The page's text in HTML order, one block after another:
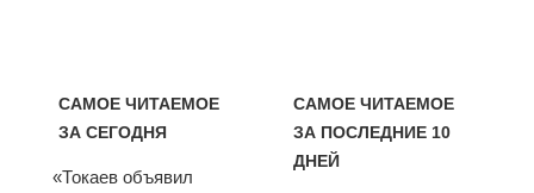
САМОЕ ЧИТАЕМОЕ
ЗА СЕГОДНЯ
«Токаев объявил
САМОЕ ЧИТАЕМОЕ
ЗА ПОСЛЕДНИЕ 10
ДНЕЙ